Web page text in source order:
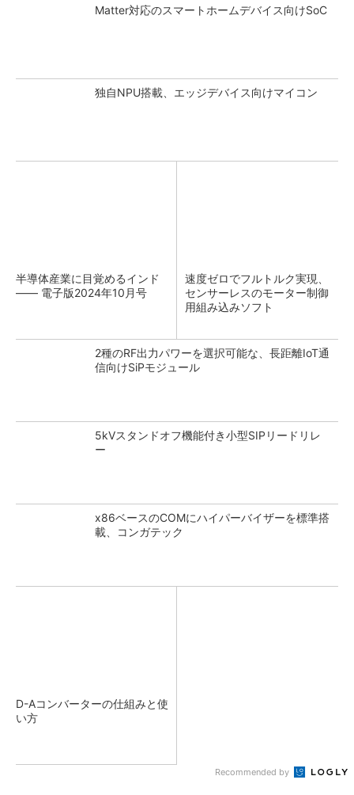
Matter対応のスマートホームデバイス向けSoC
独自NPU搭載、エッジデバイス向けマイコン
半導体産業に目覚めるインド
―― 電子版2024年10月号
速度ゼロでフルトルク実現、
センサーレスのモーター制御
用組み込みソフト
2種のRF出力パワーを選択可能な、長距離IoT通
信向けSiPモジュール
5kVスタンドオフ機能付き小型SIPリードリレ
ー
x86ベースのCOMにハイパーバイザーを標準搭
載、コンガテック
D-Aコンバーターの仕組みと使
い方
Recommended by